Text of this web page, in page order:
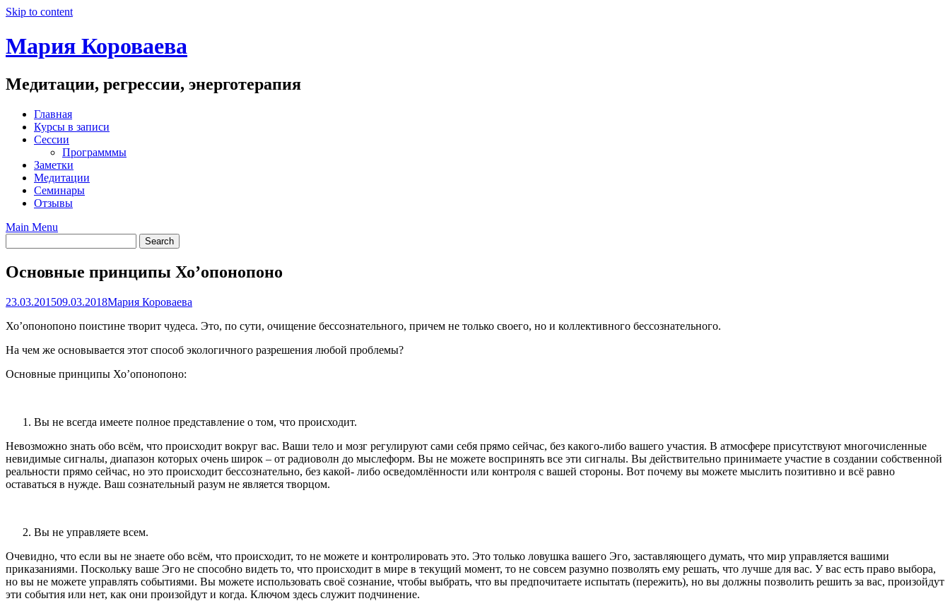
Skip to content
Мария Короваева
Медитации, регрессии, энерготерапия
Главная
Курсы в записи
Сессии
Программмы
Заметки
Медитации
Семинары
Отзывы
Main Menu
Основные принципы Хо’опонопоно
23.03.201509.03.2018Мария Короваева
Хо’опонопоно поистине творит чудеса. Это, по сути, очищение бессознательного, причем не только своего, но и коллективного бессознательного.
На чем же основывается этот способ экологичного разрешения любой проблемы?
Основные принципы Хо’опонопоно:
Вы не всегда имеете полное представление о том, что происходит.
Невозможно знать обо всём, что происходит вокруг вас. Ваши тело и мозг регулируют сами себя прямо сейчас, без какого-либо вашего участия. В атмосфере присутствуют многочисленные
невидимые сигналы, диапазон которых очень широк – от радиоволн до мыслеформ. Вы не можете воспринять все эти сигналы. Вы действительно принимаете участие в создании собственной
реальности прямо сейчас, но это происходит бессознательно, без какой- либо осведомлённости или контроля с вашей стороны. Вот почему вы можете мыслить позитивно и всё равно
оставаться в нужде. Ваш сознательный разум не является творцом.
Вы не управляете всем.
Очевидно, что если вы не знаете обо всём, что происходит, то не можете и контролировать это. Это только ловушка вашего Эго, заставляющего думать, что мир управляется вашими
приказаниями. Поскольку ваше Эго не способно видеть то, что происходит в мире в текущий момент, то не совсем разумно позволять ему решать, что лучше для вас. У вас есть право выбора,
но вы не можете управлять событиями. Вы можете использовать своё сознание, чтобы выбрать, что вы предпочитаете испытать (пережить), но вы должны позволить решить за вас, произойдут
эти события или нет, как они произойдут и когда. Ключом здесь служит подчинение.